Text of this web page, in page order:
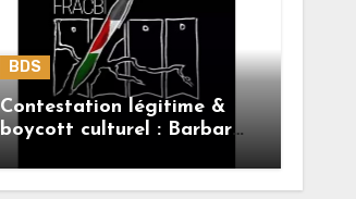
BDS
Contestation légitime &
boycott culturel : Barbara